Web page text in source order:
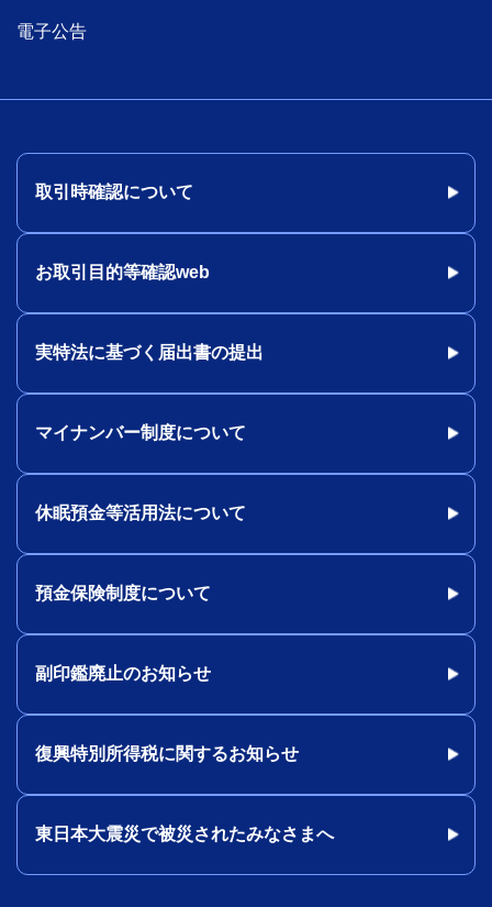
電子公告
取引時確認について
お取引目的等確認web
実特法に基づく届出書の提出
マイナンバー制度について
休眠預金等活用法について
預金保険制度について
副印鑑廃止のお知らせ
復興特別所得税に関するお知らせ
東日本大震災で被災されたみなさまへ